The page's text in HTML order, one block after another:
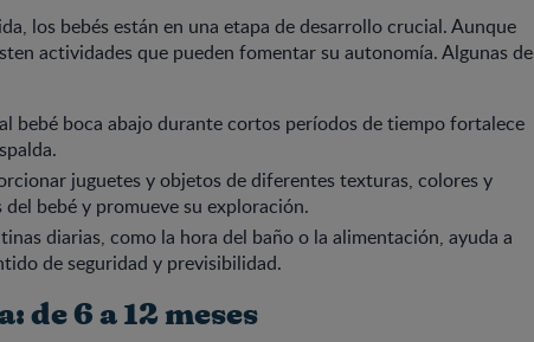
los bebés están en una etapa de desarrollo crucial. Aunque
actividades que pueden fomentar su autonomía. Algunas de
bebé boca abajo durante cortos períodos de tiempo fortalece
juguetes y objetos de diferentes texturas, colores y
bebé y promueve su exploración.
diarias, como la hora del baño o la alimentación, ayuda a
de seguridad y previsibilidad.
de 6 a 12 meses